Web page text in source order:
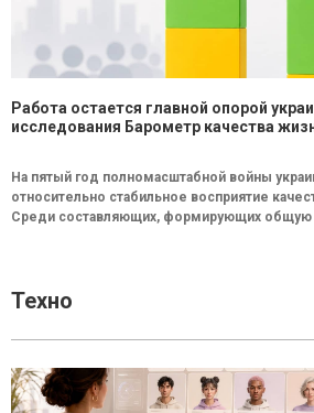
Работа остается главной опорой
исследования Барометр качества
На пятый год полномасштабной войны
относительно стабильное восприятие
Среди составляющих, формирующих общую
Техно